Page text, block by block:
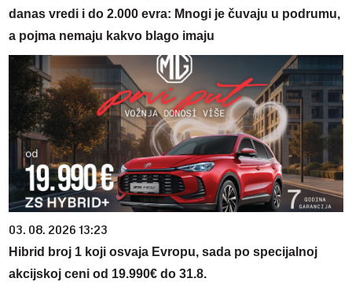
danas vredi i do 2.000 evra: Mnogi je čuvaju u podrumu,
a pojma nemaju kakvo blago imaju
03. 08. 2026 13:23
Hibrid broj 1 koji osvaja Evropu, sada po specijalnoj
akcijskoj ceni od 19.990€ do 31.8.